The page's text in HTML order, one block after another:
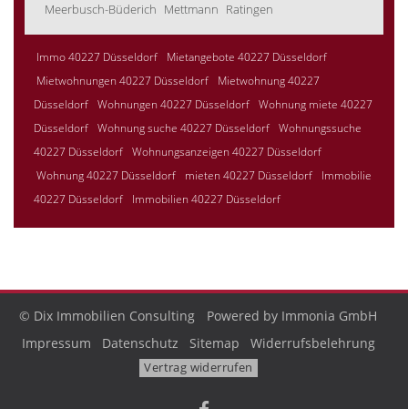
Meerbusch-Büderich Mettmann Ratingen
Immo 40227 Düsseldorf
Mietangebote 40227 Düsseldorf
Mietwohnungen 40227 Düsseldorf
Mietwohnung 40227
Düsseldorf Wohnungen 40227 Düsseldorf Wohnung miete 40227
Düsseldorf Wohnung suche 40227 Düsseldorf Wohnungssuche
40227 Düsseldorf Wohnungsanzeigen 40227 Düsseldorf
Wohnung 40227 Düsseldorf
mieten 40227 Düsseldorf
Immobilie
40227 Düsseldorf
Immobilien 40227 Düsseldorf
© Dix Immobilien Consulting
Powered by Immonia GmbH
Impressum
Datenschutz Sitemap Widerrufsbelehrung
Vertrag widerrufen